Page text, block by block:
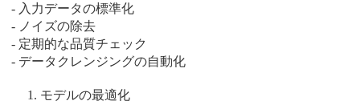
- 入力データの標準化
- ノイズの除去
- 定期的な品質チェック
- データクレンジングの自動化
モデルの最適化